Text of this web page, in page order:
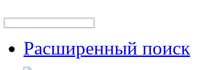
Расширенный поиск